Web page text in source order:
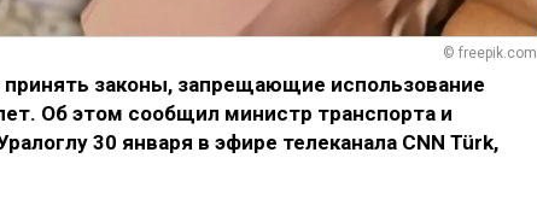
© freepik.com
законы, запрещающие использование
Об этом сообщил министр транспорта и
30 января в эфире телеканала CNN Türk,